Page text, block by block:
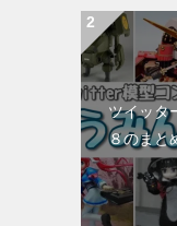
ツイッタ
８のまと